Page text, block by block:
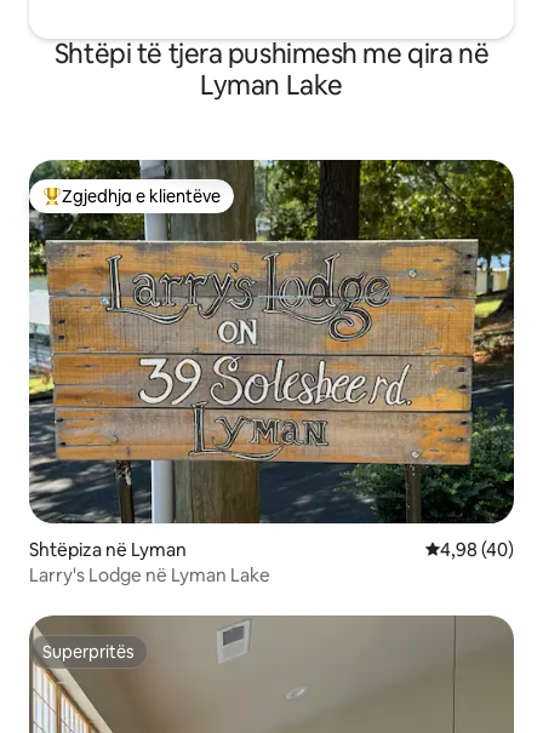
Shtëpi të tjera pushimesh me qira në
Lyman Lake
Më të mirat e zgjedhjeve të klientëve
Zgjedhja e klientëve
Shtëpiza në Lyman Vlerësimi
4,98 (40)
Larry's Lodge në Lyman Lake
Superpritës
Superpritës